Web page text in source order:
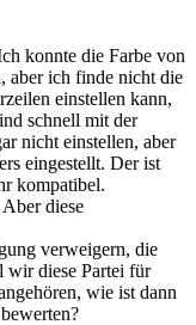
konnte die Farbe von
aber ich finde nicht die
einstellen kann,
schnell mit der
nicht einstellen, aber
eingestellt. Der ist
kompatibel.
diese
verweigern, die
wir diese Partei für
wie ist dann